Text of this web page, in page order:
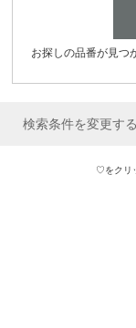
お探しの品番が見つ
検索条件を変更する
♡をクリ